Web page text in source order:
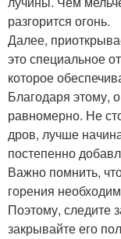
разгорится огонь.
Далее,
это специальное
которое
Благодаря этому,
равномерно. Не
дров, лучше
постепенно
Важно помнить,
горения
Поэтому, следите
закрывайте его